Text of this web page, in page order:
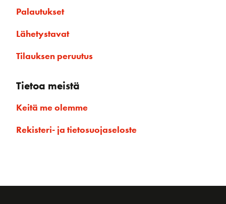
Palautukset
Lähetystavat
Tilauksen peruutus
Tietoa meistä
Keitä me olemme
Rekisteri- ja tietosuojaseloste